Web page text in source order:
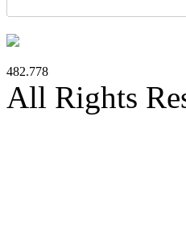
482.778
All Rights